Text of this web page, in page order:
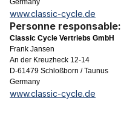
Germany
www.classic-cycle.de
Personne responsable:
Classic Cycle Vertriebs GmbH
Frank Jansen
An der Kreuzheck 12-14
D-61479 Schloßborn / Taunus
Germany
www.classic-cycle.de